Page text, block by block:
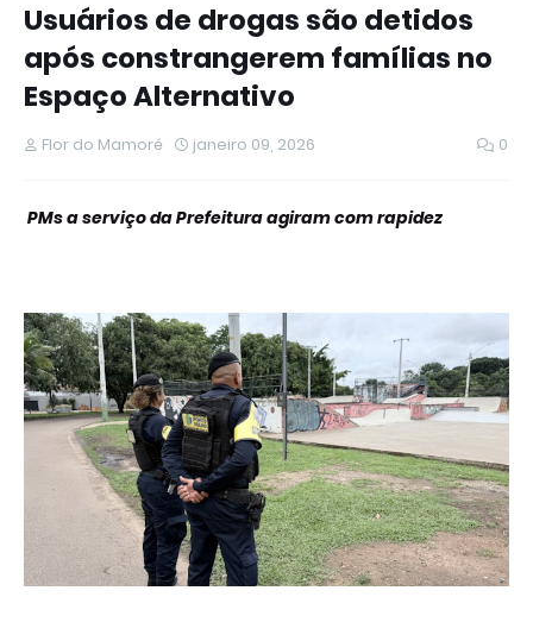
Usuários de drogas são detidos
após constrangerem famílias no
Espaço Alternativo
Flor do Mamoré janeiro 09, 2026 0
PMs a serviço da Prefeitura agiram com rapidez